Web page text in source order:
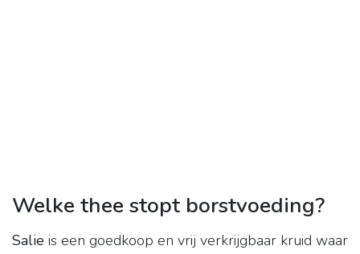
Welke thee stopt borstvoeding?
Salie is een goedkoop en vrij verkrijgbaar kruid waar